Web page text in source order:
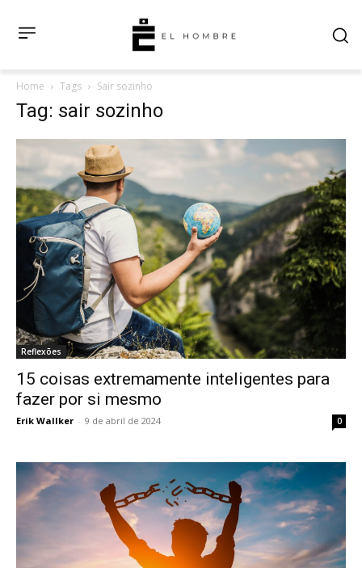
Home Tags Sair sozinho
Tag: sair sozinho
Reflexões
15 coisas extremamente inteligentes para
fazer por si mesmo
Erik Wallker - 9 de abril de 2024 0